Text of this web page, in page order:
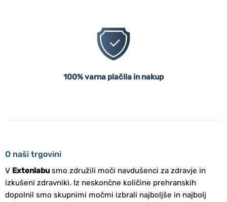
100% varna plačila in nakup
O naši trgovini
V Extenlabusmo združili moči navdušenci za zdravje in
izkušeni zdravniki. Iz neskončne količine prehranskih
dopolnil smo skupnimi močmi izbrali najboljše in najbolj